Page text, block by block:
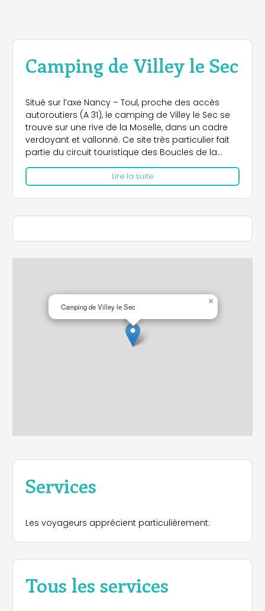
Camping de Villey le Sec
Situé sur l’axe Nancy – Toul, proche des accès
autoroutiers (A 31), le camping de Villey le Sec se
trouve sur une rive de la Moselle, dans un cadre
verdoyant et vallonné. Ce site très particulier fait
partie du circuit touristique des Boucles de la
Moselle.
Lire la suite
Camping de Villey le Sec
×
Services
Les voyageurs apprécient particulièrement:
Tous les services